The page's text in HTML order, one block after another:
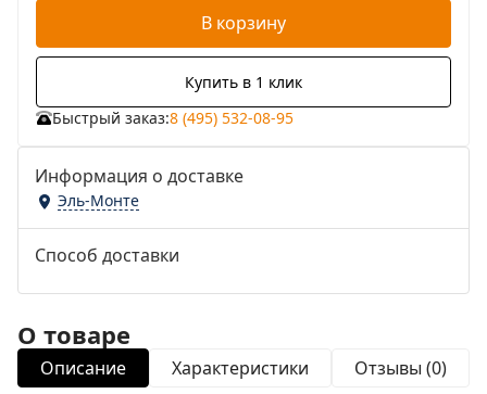
В корзину
Купить в 1 клик
Быстрый заказ:8 (495) 532-08-95
Информация о доставке
Эль-Монте
Способ доставки
О товаре
Описание Характеристики Отзывы (0)